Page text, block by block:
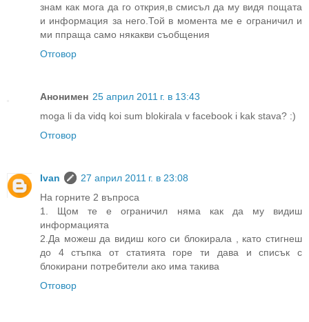
знам как мога да го открия,в смисъл да му видя пощата
и информация за него.Той в момента ме е ограничил и
ми ппраща само някакви съобщения
Отговор
Анонимен 25 април 2011 г. в 13:43
moga li da vidq koi sum blokirala v facebook i kak stava? :)
Отговор
Ivan
27 април 2011 г. в 23:08
На горните 2 въпроса
1. Щом те е ограничил няма как да му видиш
информацията
2.Да можеш да видиш кого си блокирала , като стигнеш
до 4 стъпка от статията горе ти дава и списък с
блокирани потребители ако има такива
Отговор